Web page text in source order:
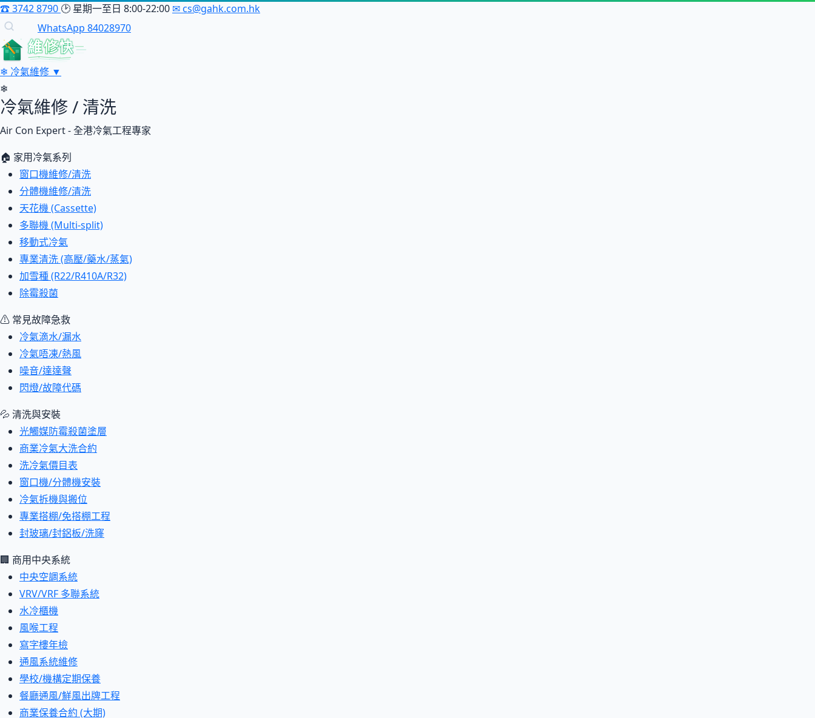
☎3742 8790 🕑 星期一至日 8:00-22:00 ✉cs@gahk.com.hk
WhatsApp 84028970
維修快
❄ 冷氣維修 ▼
❄
冷氣維修 / 清洗
Air Con Expert - 全港冷氣工程專家
🏠 家用冷氣系列
窗口機維修/清洗
分體機維修/清洗
天花機 (Cassette)
多聯機 (Multi-split)
移動式冷氣
專業清洗 (高壓/藥水/蒸氣)
加雪種 (R22/R410A/R32)
除霉殺菌
⚠ 常見故障急救
冷氣滴水/漏水
冷氣唔凍/熱風
噪音/達達聲
閃燈/故障代碼
💦 清洗與安裝
光觸媒防霉殺菌塗層
商業冷氣大洗合約
洗冷氣價目表
窗口機/分體機安裝
冷氣拆機與搬位
專業搭棚/免搭棚工程
封玻璃/封鋁板/洗窿
🏢 商用中央系統
中央空調系統
VRV/VRF 多聯系統
水冷櫃機
風喉工程
寫字樓年檢
通風系統維修
學校/機構定期保養
餐廳通風/鮮風出牌工程
商業保養合約 (大期)